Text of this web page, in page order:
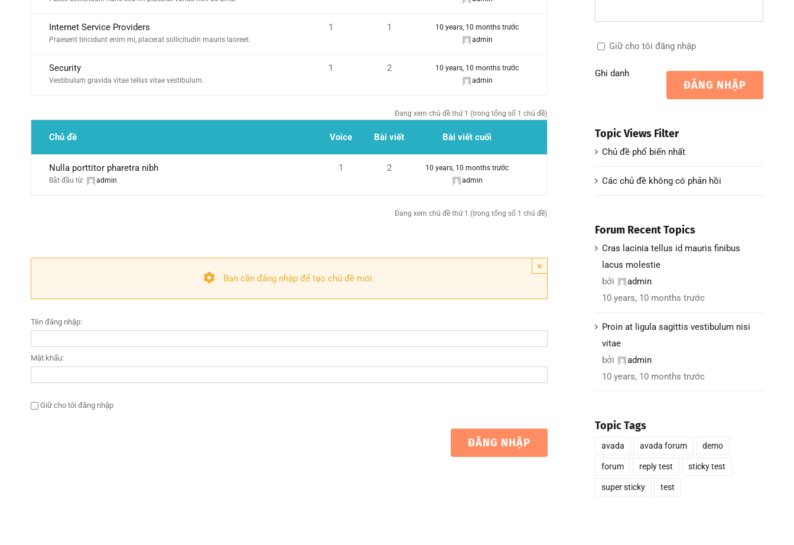
Internet Service Providers
Praesent tincidunt enim mi, placerat sollicitudin mauris laoreet.
1 1
10 years, 10 months trước
admin
Security
Vestibulum gravida vitae tellus vitae vestibulum.
1 2
10 years, 10 months trước
admin
Đang xem chủ đề thứ 1 (trong tổng số 1 chủ đề)
Chủ đề Voice Bài viết Bài viết cuối
Nulla porttitor pharetra nibh
Bắt đầu từ: admin
1 2
10 years, 10 months trước
admin
Đang xem chủ đề thứ 1 (trong tổng số 1 chủ đề)
×
Bạn cần đăng nhập để tạo chủ đề mới.
Tên đăng nhập:
Mật khẩu:
Giữ cho tôi đăng nhập
ĐĂNG NHẬP
Giữ cho tôi đăng nhập
ĐĂNG NHẬP
Ghi danh
Topic Views Filter
Chủ đề phổ biến nhất
Các chủ đề không có phản hồi
Forum Recent Topics
Cras lacinia tellus id mauris finibus
lacus molestie
bởi
admin
10 years, 10 months trước
Proin at ligula sagittis vestibulum nisi
vitae
bởi
admin
10 years, 10 months trước
Topic Tags
avada avada forum demo
forum reply test sticky test
super sticky test